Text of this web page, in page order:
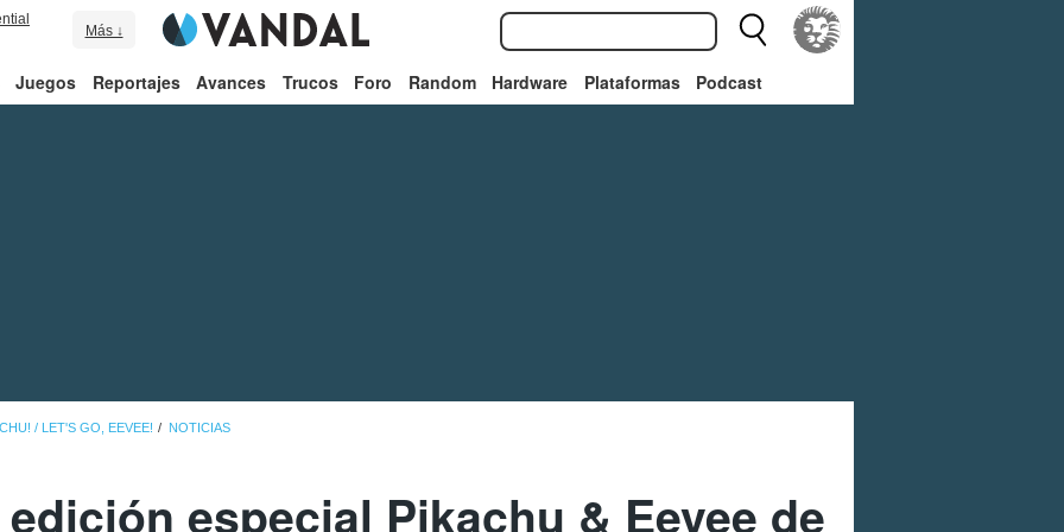
Más ↓
Juegos Reportajes Avances Trucos Foro Random Hardware Plataformas Podcast
/ LET'S GO, EEVEE! NOTICIAS
especial Pikachu & Eevee de